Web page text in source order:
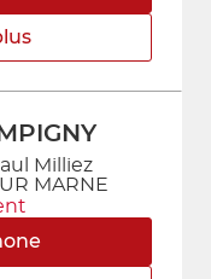
Milliez
MARNE